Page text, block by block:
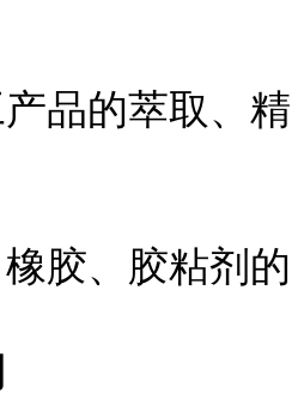
品的萃取、精
胶、胶粘剂的